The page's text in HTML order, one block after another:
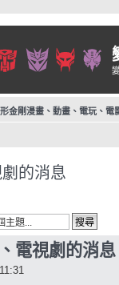
金剛漫畫、動畫、電玩、電
的消息
電視劇的消息